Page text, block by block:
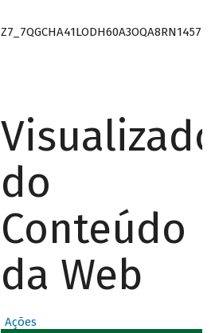
Z7_7QGCHA41LODH60A3OQA8RN1457
Visualizador
do
Conteúdo
da Web
Ações